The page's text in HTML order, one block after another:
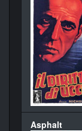
Asphalt